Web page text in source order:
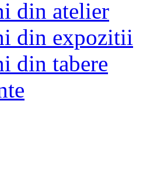
din atelier
din expozitii
din tabere